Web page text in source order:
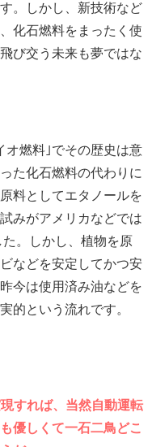
。しかし、新技術など
化石燃料をまったく使
び交う未来も夢ではな
オ燃料｣でその歴史は意
た化石燃料の代わりに
料としてエタノールを
みがアメリカなどでは
。しかし、植物を原
などを安定してかつ安
今は使用済み油などを
的という流れです。
すれば、当然自動運転
優しくて一石二鳥どこ